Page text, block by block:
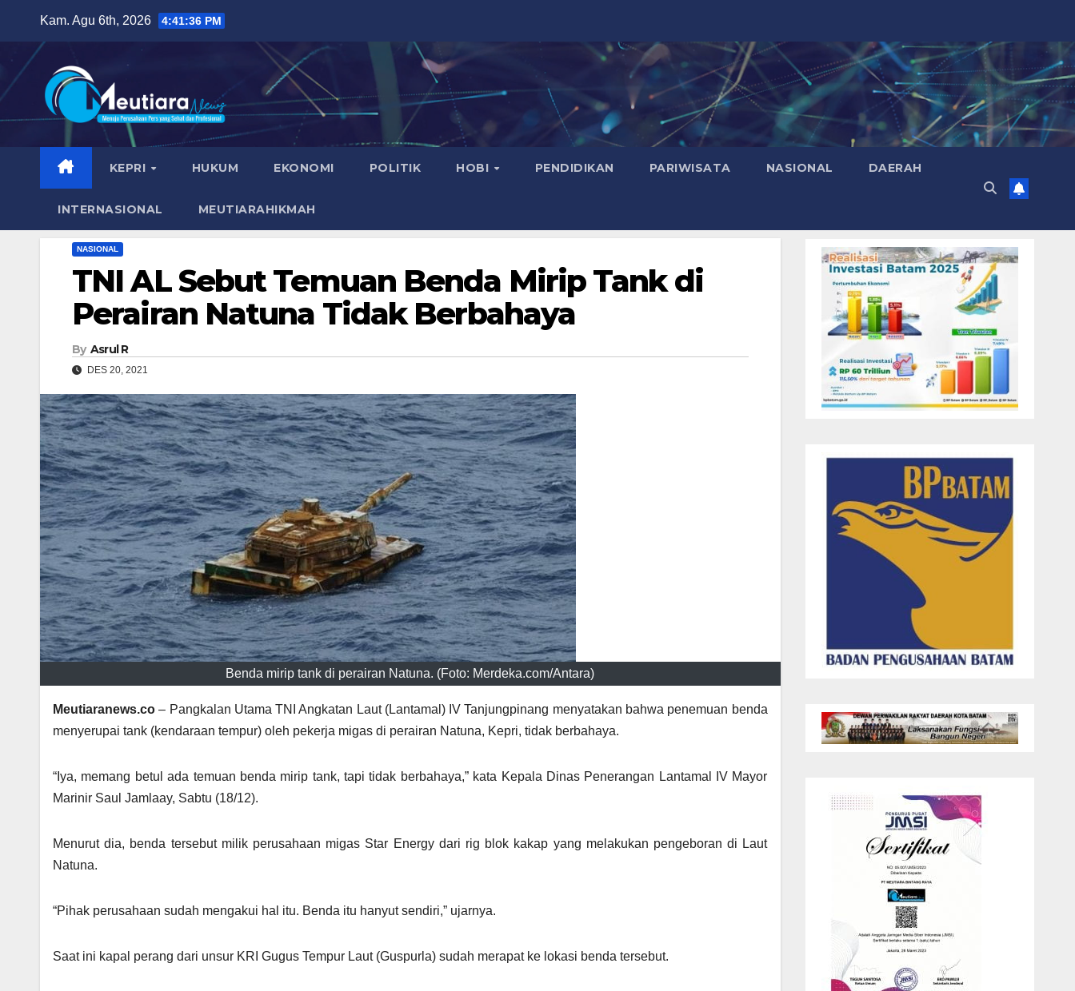
content
Kam. Agu 6th, 2026 4:41:37 PM
KEPRI HUKUM EKONOMI POLITIK HOBI PENDIDIKAN PARIWISATA NASIONAL DAERAH
INTERNASIONAL MEUTIARAHIKMAH
NASIONAL
TNI AL Sebut Temuan Benda Mirip Tank di
Perairan Natuna Tidak Berbahaya
By Asrul R
DES 20, 2021
Benda mirip tank di perairan Natuna. (Foto: Merdeka.com/Antara)
Meutiaranews.co– Pangkalan Utama TNI Angkatan Laut (Lantamal) IV Tanjungpinang menyatakan bahwa penemuan benda
menyerupai tank (kendaraan tempur) oleh pekerja migas di perairan Natuna, Kepri, tidak berbahaya.
“Iya, memang betul ada temuan benda mirip tank, tapi tidak berbahaya,” kata Kepala Dinas Penerangan Lantamal IV Mayor
Marinir Saul Jamlaay, Sabtu (18/12).
Menurut dia, benda tersebut milik perusahaan migas Star Energy dari rig blok kakap yang melakukan pengeboran di Laut
Natuna.
“Pihak perusahaan sudah mengakui hal itu. Benda itu hanyut sendiri,” ujarnya.
Saat ini kapal perang dari unsur KRI Gugus Tempur Laut (Guspurla) sudah merapat ke lokasi benda tersebut.